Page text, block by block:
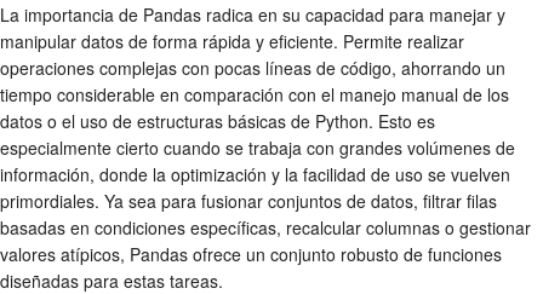
La importancia de Pandas radica en su capacidad para manejar y
manipular datos de forma rápida y eficiente. Permite realizar
operaciones complejas con pocas líneas de código, ahorrando un
tiempo considerable en comparación con el manejo manual de los
datos o el uso de estructuras básicas de Python. Esto es
especialmente cierto cuando se trabaja con grandes volúmenes de
información, donde la optimización y la facilidad de uso se vuelven
primordiales. Ya sea para fusionar conjuntos de datos, filtrar filas
basadas en condiciones específicas, recalcular columnas o gestionar
valores atípicos, Pandas ofrece un conjunto robusto de funciones
diseñadas para estas tareas.